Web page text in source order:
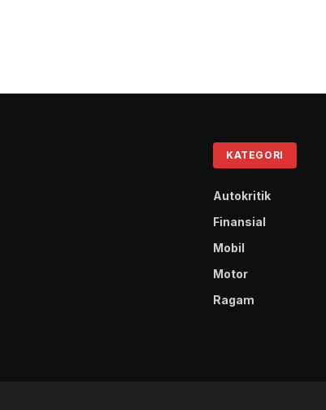
KATEGORI
Autokritik
Finansial
Mobil
Motor
Ragam